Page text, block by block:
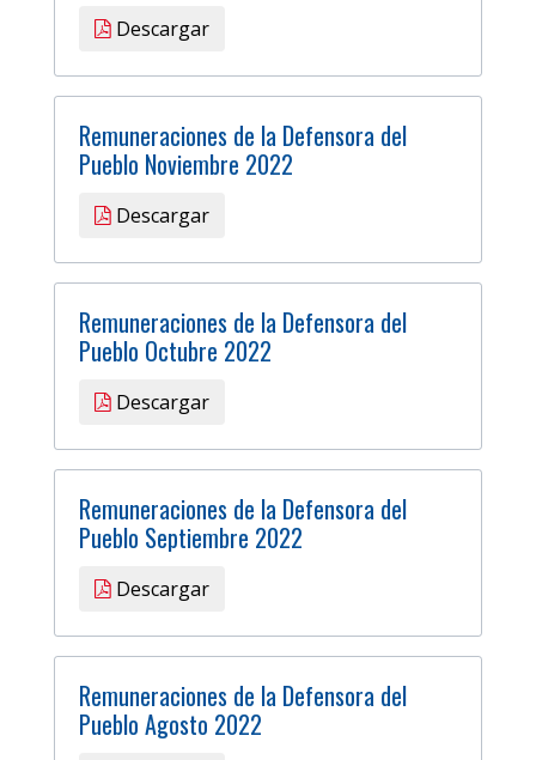
Descargar
Remuneraciones de la Defensora del
Pueblo Noviembre 2022
Descargar
Remuneraciones de la Defensora del
Pueblo Octubre 2022
Descargar
Remuneraciones de la Defensora del
Pueblo Septiembre 2022
Descargar
Remuneraciones de la Defensora del
Pueblo Agosto 2022